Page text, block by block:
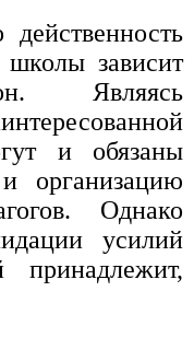
школы зависит
Являясь
и обязаны
организацию
Однако
усилий
принадлежит,